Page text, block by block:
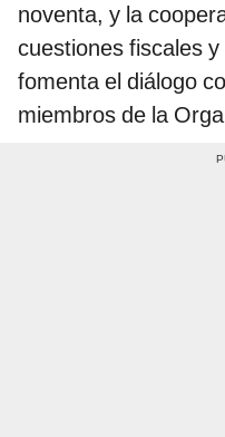
noventa, y la
cuestiones fiscales
fomenta el diálogo
miembros de la